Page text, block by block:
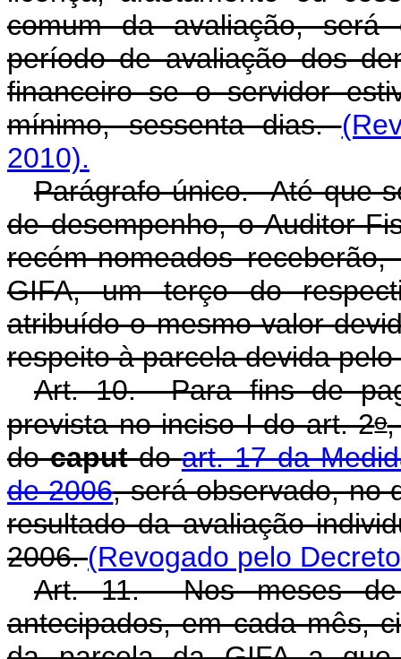
comum da avaliação,
período de avaliação dos
financeiro se o servidor
mínimo, sessenta dias.
2010).
Parágrafo único. Até que
de desempenho, o Auditor-
recém-nomeados
GIFA, um terço do
atribuído o mesmo valor
respeito à parcela devida
Art. 10. Para fins de
prevista no inciso I do art. 2o
docaputdoart. 17 da
de 2006, será observado, no
resultado da avaliação
2006.(Revogado pelo
Art. 11. Nos meses
antecipados, em cada mês,